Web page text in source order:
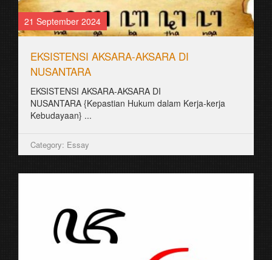
21 September 2024
EKSISTENSI AKSARA-AKSARA DI
NUSANTARA
EKSISTENSI AKSARA-AKSARA DI
NUSANTARA {Kepastian Hukum dalam Kerja-kerja
Kebudayaan} ...
Category: Essay